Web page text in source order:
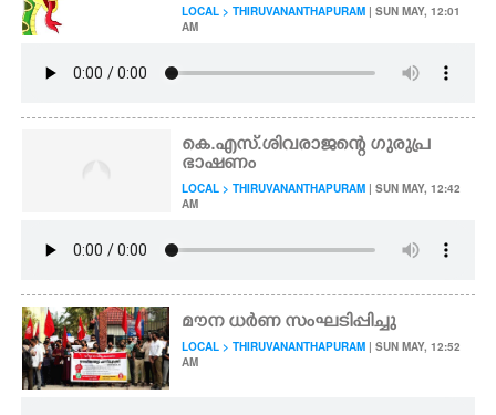
LOCAL > THIRUVANANTHAPURAM | SUN MAY, 12:01
AM
കെ.എസ്.ശിവരാജന്റെ ഗുരുപ്ര
ഭാഷണം
LOCAL > THIRUVANANTHAPURAM | SUN MAY, 12:42
AM
മൗന ധർണ സംഘടിപ്പിച്ചു
LOCAL > THIRUVANANTHAPURAM | SUN MAY, 12:52
AM